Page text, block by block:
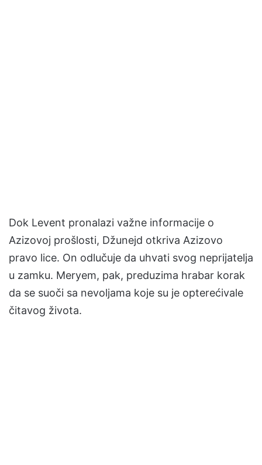
Dok Levent pronalazi važne informacije o
Azizovoj prošlosti, Džunejd otkriva Azizovo
pravo lice. On odlučuje da uhvati svog neprijatelja
u zamku. Meryem, pak, preduzima hrabar korak
da se suoči sa nevoljama koje su je opterećivale
čitavog života.